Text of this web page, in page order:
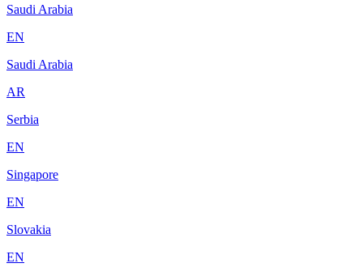
Saudi Arabia
EN
Saudi Arabia
AR
Serbia
EN
Singapore
EN
Slovakia
EN